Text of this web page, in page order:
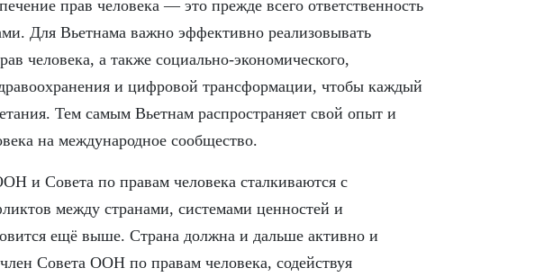
прав человека — это прежде всего ответственность
Для Вьетнама важно эффективно реализовывать
человека, а также социально-экономического,
и цифровой трансформации, чтобы каждый
Тем самым Вьетнам распространяет свой опыт и
на международное сообщество.
и Совета по правам человека сталкиваются с
между странами, системами ценностей и
ещё выше. Страна должна и дальше активно и
Совета ООН по правам человека, содействуя